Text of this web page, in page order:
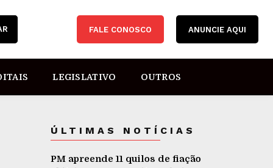
FALE CONOSCO ANUNCIE AQUI
LEGISLATIVO OUTROS
ÚLTIMAS NOTÍCIAS
PM apreende 11 quilos de fiação